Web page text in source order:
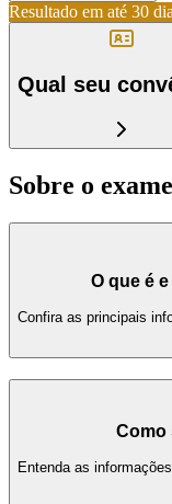
Resultado em até 30
Qual seu
Sobre o exame
O que é
Confira as principais
Como
Entenda as